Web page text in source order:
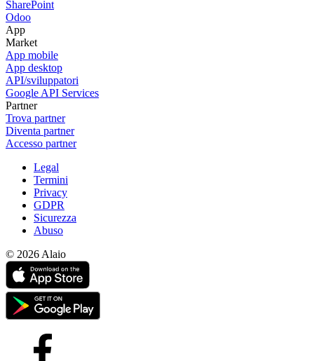
SharePoint
Odoo
App
Market
App mobile
App desktop
API/sviluppatori
Google API Services
Partner
Trova partner
Diventa partner
Accesso partner
Legal
Termini
Privacy
GDPR
Sicurezza
Abuso
© 2026 Alaio